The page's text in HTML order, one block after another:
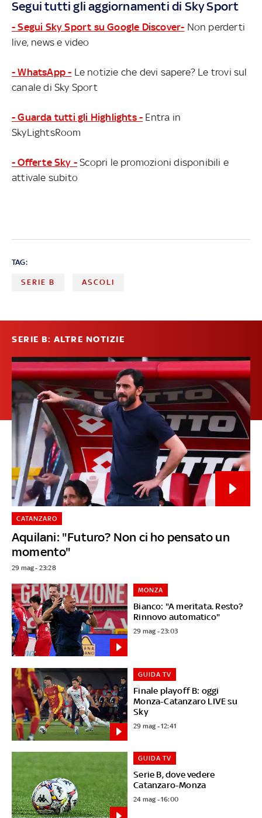
Segui tutti gli aggiornamenti di Sky Sport
- Segui Sky Sport su Google Discover- Non perderti
live, news e video
- WhatsApp - Le notizie che devi sapere? Le trovi sul
canale di Sky Sport
- Guarda tutti gli Highlights - Entra in
SkyLightsRoom
- Offerte Sky - Scopri le promozioni disponibili e
attivale subito
TAG:
SERIE B ASCOLI
SERIE B: ALTRE NOTIZIE
Aquilani: "Futuro? Non ci ho pensato un
momento"
CATANZARO
29 mag - 23:28
Bianco: "A meritata. Resto?
Rinnovo automatico"
MONZA
29 mag - 23:03
Finale playoff B: oggi
Monza-Catanzaro LIVE su
Sky
GUIDA TV
29 mag - 12:41
Serie B, dove vedere
Catanzaro-Monza
GUIDA TV
24 mag - 16:00